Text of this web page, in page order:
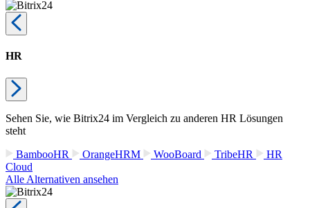
HR
Sehen Sie, wie Bitrix24 im Vergleich zu anderen HR Lösungen
steht
BambooHR
OrangeHRM WooBoard TribeHR
HR
Cloud
Alle Alternativen ansehen